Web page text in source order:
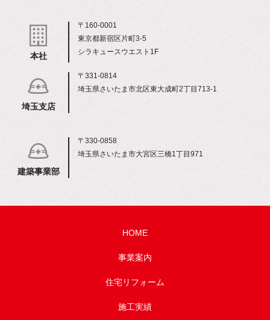
本社
〒160-0001
東京都新宿区片町3-5
シラキュースウエスト1F
埼玉支店
〒331-0814
埼玉県さいたま市北区東大成町2丁目713-1
建築事業部
〒330-0858
埼玉県さいたま市大宮区三橋1丁目971
HOME
事業案内
住宅リフォーム
施工実績